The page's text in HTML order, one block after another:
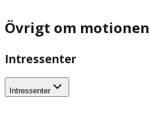
Övrigt om motionen
Intressenter
Intressenter